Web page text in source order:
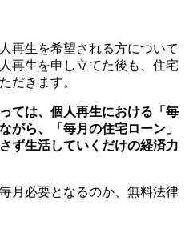
再生を希望される方について
再生を申し立てた後も、住宅
だきます。
ては、個人再生における「毎
がら、「毎月の住宅ローン」
ず生活していくだけの経済力
月必要となるのか、無料法律